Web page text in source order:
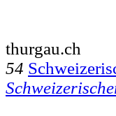
thurgau.ch
54